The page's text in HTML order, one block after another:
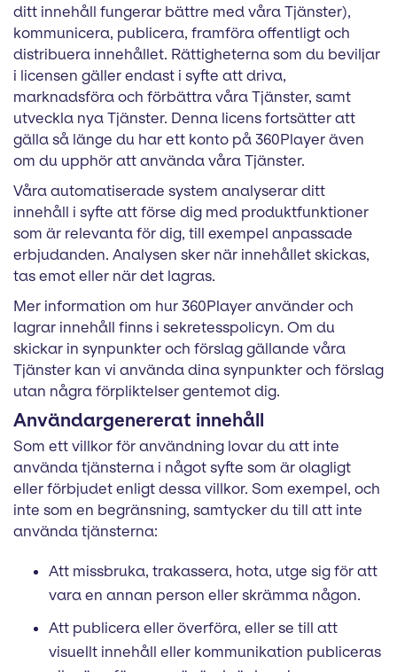
ditt innehåll fungerar bättre med våra Tjänster),
kommunicera, publicera, framföra offentligt och
distribuera innehållet. Rättigheterna som du beviljar
i licensen gäller endast i syfte att driva,
marknadsföra och förbättra våra Tjänster, samt
utveckla nya Tjänster. Denna licens fortsätter att
gälla så länge du har ett konto på 360Player även
om du upphör att använda våra Tjänster.
Våra automatiserade system analyserar ditt
innehåll i syfte att förse dig med produktfunktioner
som är relevanta för dig, till exempel anpassade
erbjudanden. Analysen sker när innehållet skickas,
tas emot eller när det lagras.
Mer information om hur 360Player använder och
lagrar innehåll finns i sekretesspolicyn. Om du
skickar in synpunkter och förslag gällande våra
Tjänster kan vi använda dina synpunkter och förslag
utan några förpliktelser gentemot dig.
Användargenererat innehåll
Som ett villkor för användning lovar du att inte
använda tjänsterna i något syfte som är olagligt
eller förbjudet enligt dessa villkor. Som exempel, och
inte som en begränsning, samtycker du till att inte
använda tjänsterna:
Att missbruka, trakassera, hota, utge sig för att
vara en annan person eller skrämma någon.
Att publicera eller överföra, eller se till att
visuellt innehåll eller kommunikation publiceras